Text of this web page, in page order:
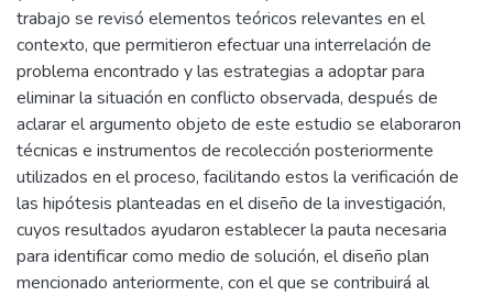
trabajo se revisó elementos teóricos relevantes en el
contexto, que permitieron efectuar una interrelación de
problema encontrado y las estrategias a adoptar para
eliminar la situación en conflicto observada, después de
aclarar el argumento objeto de este estudio se elaboraron
técnicas e instrumentos de recolección posteriormente
utilizados en el proceso, facilitando estos la verificación de
las hipótesis planteadas en el diseño de la investigación,
cuyos resultados ayudaron establecer la pauta necesaria
para identificar como medio de solución, el diseño plan
mencionado anteriormente, con el que se contribuirá al